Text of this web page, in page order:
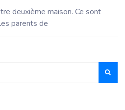
deuxième maison. Ce sont
parents de